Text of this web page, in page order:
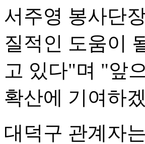
서주영 봉사단
질적인 도움이
고 있다"며 "앞
확산에 기여하
대덕구 관계자